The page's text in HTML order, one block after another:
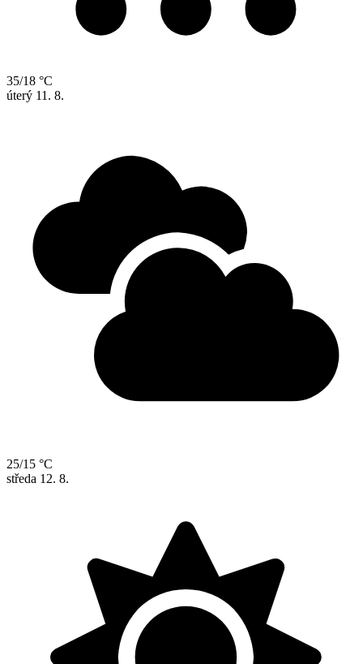
35/18 °C
úterý 11. 8.
25/15 °C
středa 12. 8.